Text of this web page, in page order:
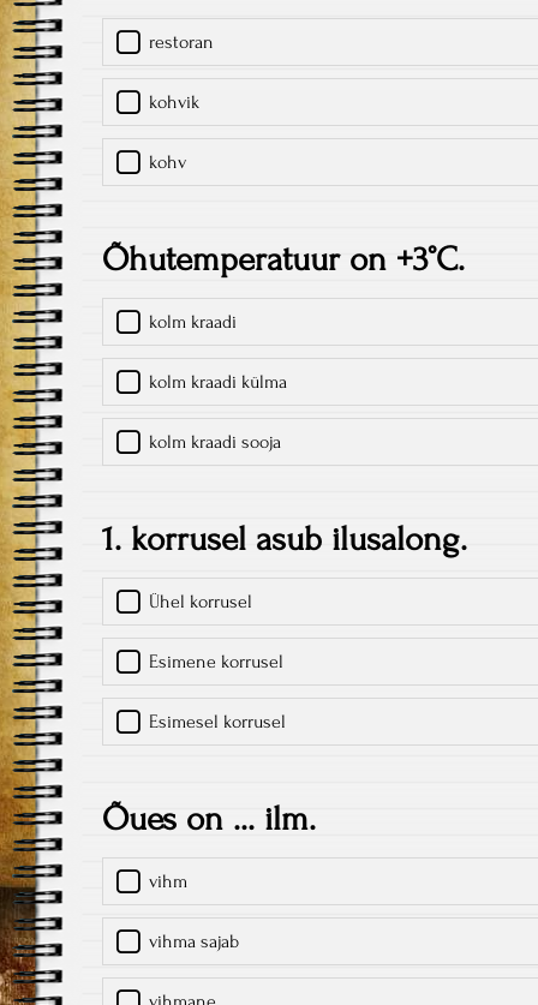
restoran
kohvik
kohv
Õhutemperatuur on +3°C.
kolm kraadi
kolm kraadi külma
kolm kraadi sooja
1. korrusel asub ilusalong.
Ühel korrusel
Esimene korrusel
Esimesel korrusel
Õues on ... ilm.
vihm
vihma sajab